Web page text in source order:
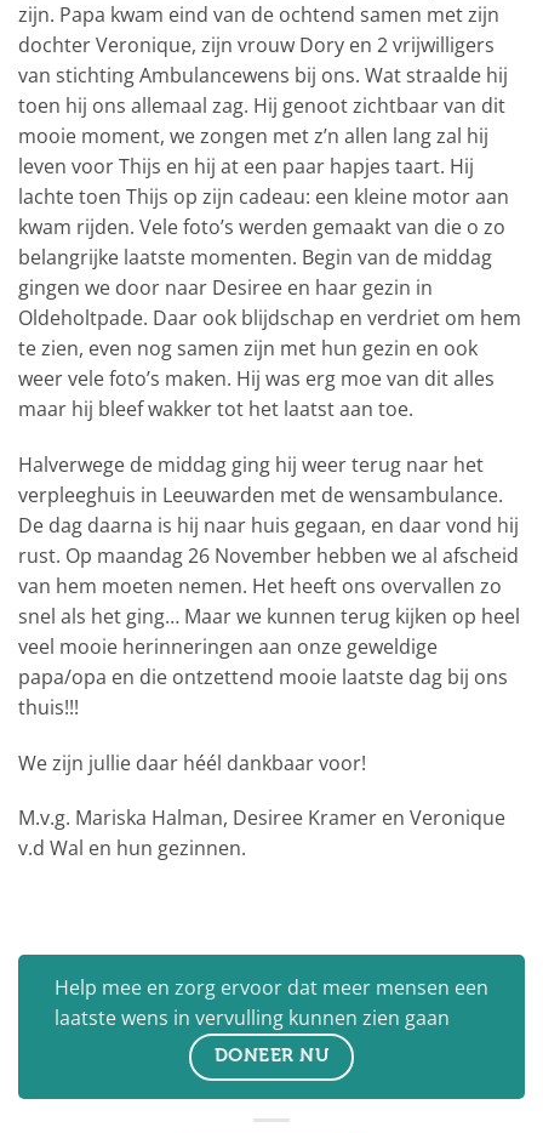
zijn. Papa kwam eind van de ochtend samen met zijn
dochter Veronique, zijn vrouw Dory en 2 vrijwilligers
van stichting Ambulancewens bij ons. Wat straalde hij
toen hij ons allemaal zag. Hij genoot zichtbaar van dit
mooie moment, we zongen met z’n allen lang zal hij
leven voor Thijs en hij at een paar hapjes taart. Hij
lachte toen Thijs op zijn cadeau: een kleine motor aan
kwam rijden. Vele foto’s werden gemaakt van die o zo
belangrijke laatste momenten. Begin van de middag
gingen we door naar Desiree en haar gezin in
Oldeholtpade. Daar ook blijdschap en verdriet om hem
te zien, even nog samen zijn met hun gezin en ook
weer vele foto’s maken. Hij was erg moe van dit alles
maar hij bleef wakker tot het laatst aan toe.
Halverwege de middag ging hij weer terug naar het
verpleeghuis in Leeuwarden met de wensambulance.
De dag daarna is hij naar huis gegaan, en daar vond hij
rust. Op maandag 26 November hebben we al afscheid
van hem moeten nemen. Het heeft ons overvallen zo
snel als het ging… Maar we kunnen terug kijken op heel
veel mooie herinneringen aan onze geweldige
papa/opa en die ontzettend mooie laatste dag bij ons
thuis!!!
We zijn jullie daar héél dankbaar voor!
M.v.g. Mariska Halman, Desiree Kramer en Veronique
v.d Wal en hun gezinnen.
Help mee en zorg ervoor dat meer mensen een
laatste wens in vervulling kunnen zien gaan
DONEER NU